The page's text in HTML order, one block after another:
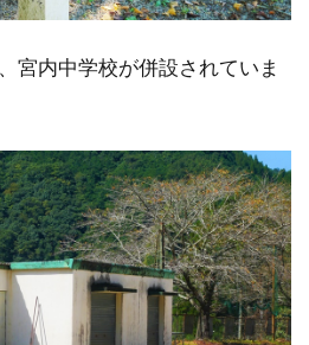
宮内中学校が併設されていま